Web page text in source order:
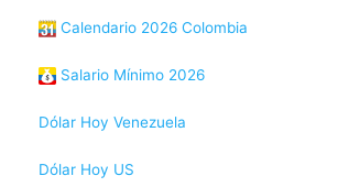
Calendario 2026 Colombia
Salario Mínimo 2026
Dólar Hoy Venezuela
Dólar Hoy US